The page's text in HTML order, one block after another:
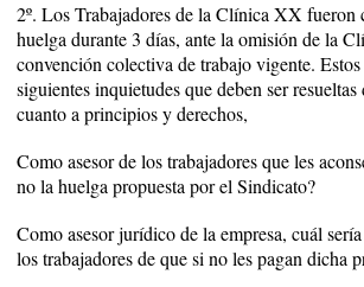
2º. Los Trabajadores de la Clínica XX fueron
huelga durante 3 días, ante la omisión de la
convención colectiva de trabajo vigente.
siguientes inquietudes que deben ser
cuanto a principios y derechos,
Como asesor de los trabajadores que les
no la huelga propuesta por el Sindicato?
Como asesor jurídico de la empresa, cuál
los trabajadores de que si no les pagan dicha